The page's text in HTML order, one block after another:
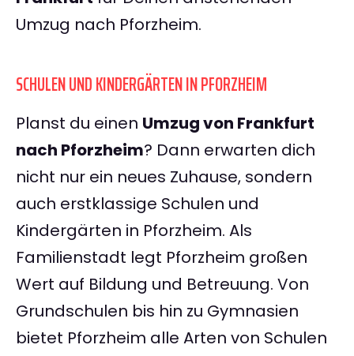
Umzug nach Pforzheim.
SCHULEN UND KINDERGÄRTEN IN PFORZHEIM
Planst du einen Umzug von Frankfurt
nach Pforzheim? Dann erwarten dich
nicht nur ein neues Zuhause, sondern
auch erstklassige Schulen und
Kindergärten in Pforzheim. Als
Familienstadt legt Pforzheim großen
Wert auf Bildung und Betreuung. Von
Grundschulen bis hin zu Gymnasien
bietet Pforzheim alle Arten von Schulen